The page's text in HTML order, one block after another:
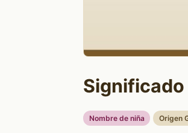
Significado
Nombre de niña Origen